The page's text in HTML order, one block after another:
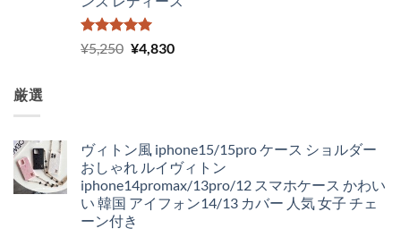
5段階中
5.00
の評価
¥5,250 元
¥5,250
で
し
た。
¥4,830現
¥4,830
で
す。
厳選
ヴィトン風 iphone15/15pro ケース ショルダー
おしゃれ ルイヴィトン
iphone14promax/13pro/12 スマホケース かわい
い 韓国 アイフォン14/13 カバー 人気 女子 チェ
ーン付き